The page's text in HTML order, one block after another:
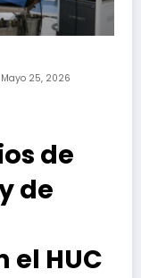
Mayo 25, 2026
de
de
el HUC